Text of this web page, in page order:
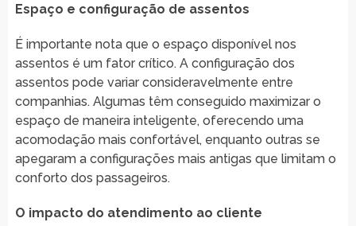
Espaço e configuração de assentos
É importante nota que o espaço disponível nos
assentos é um fator crítico. A configuração dos
assentos pode variar consideravelmente entre
companhias. Algumas têm conseguido maximizar o
espaço de maneira inteligente, oferecendo uma
acomodação mais confortável, enquanto outras se
apegaram a configurações mais antigas que limitam o
conforto dos passageiros.
O impacto do atendimento ao cliente